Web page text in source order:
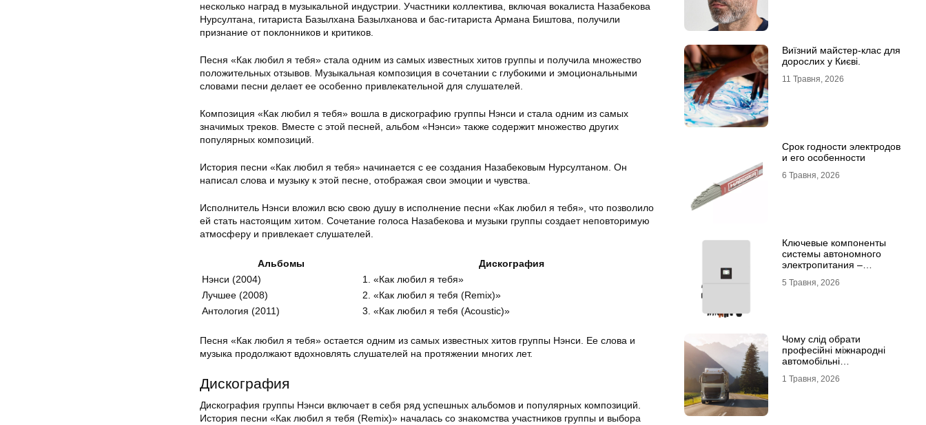
несколько наград в музыкальной индустрии. Участники коллектива, включая вокалиста Назабекова
Нурсултана, гитариста Базылхана Базылханова и бас-гитариста Армана Биштова, получили
признание от поклонников и критиков.
Песня «Как любил я тебя» стала одним из самых известных хитов группы и получила множество
положительных отзывов. Музыкальная композиция в сочетании с глубокими и эмоциональными
словами песни делает ее особенно привлекательной для слушателей.
Композиция «Как любил я тебя» вошла в дискографию группы Нэнси и стала одним из самых
значимых треков. Вместе с этой песней, альбом «Нэнси» также содержит множество других
популярных композиций.
История песни «Как любил я тебя» начинается с ее создания Назабековым Нурсултаном. Он
написал слова и музыку к этой песне, отображая свои эмоции и чувства.
Исполнитель Нэнси вложил всю свою душу в исполнение песни «Как любил я тебя», что позволило
ей стать настоящим хитом. Сочетание голоса Назабекова и музыки группы создает неповторимую
атмосферу и привлекает слушателей.
Альбомы
Дискография
Нэнси (2004)
1. «Как любил я тебя»
Лучшее (2008)
2. «Как любил я тебя (Remix)»
Антология (2011)
3. «Как любил я тебя (Acoustic)»
Песня «Как любил я тебя» остается одним из самых известных хитов группы Нэнси. Ее слова и
музыка продолжают вдохновлять слушателей на протяжении многих лет.
Дискография
Дискография группы Нэнси включает в себя ряд успешных альбомов и популярных композиций.
История песни «Как любил я тебя (Remix)» началась со знакомства участников группы и выбора
Виїзний майстер-клас для
дорослих у Києві.
11 Травня, 2026
Срок годности электродов
и его особенности
6 Травня, 2026
Ключевые компоненты
системы автономного
электропитания –
DEYE
5 Травня, 2026
Чому слід обрати
професійні міжнародні
автомобільні
1 Травня, 2026